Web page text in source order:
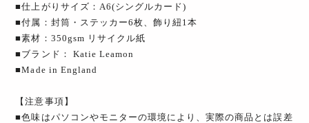
■仕上がりサイズ：A6(シングルカード)
■付属：封筒・ステッカー6枚、飾り紐1本
■素材：350gsm リサイクル紙
■ブランド： Katie Leamon
■Made in England
【注意事項】
■色味はパソコンやモニターの環境により、実際の商品とは誤差